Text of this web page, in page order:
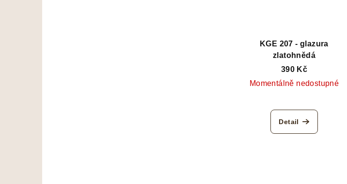
KGE 207 - glazura
zlatohnědá
390 Kč
Momentálně nedostupné
Detail